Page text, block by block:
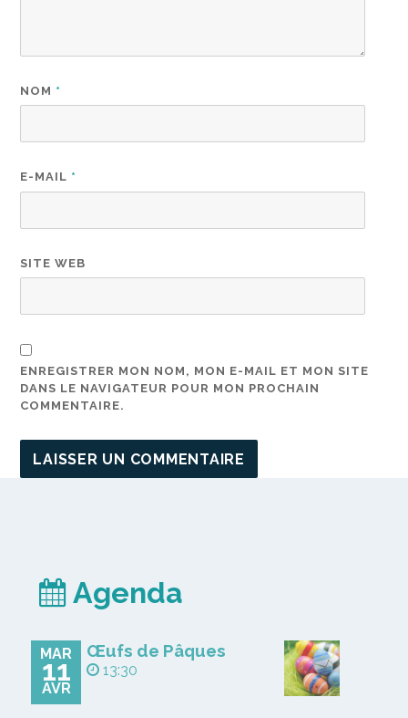
NOM *
E-MAIL *
SITE WEB
ENREGISTRER MON NOM, MON E-MAIL ET MON SITE
DANS LE NAVIGATEUR POUR MON PROCHAIN
COMMENTAIRE.
Agenda
MAR
11
AVR
Œufs de Pâques
13:30